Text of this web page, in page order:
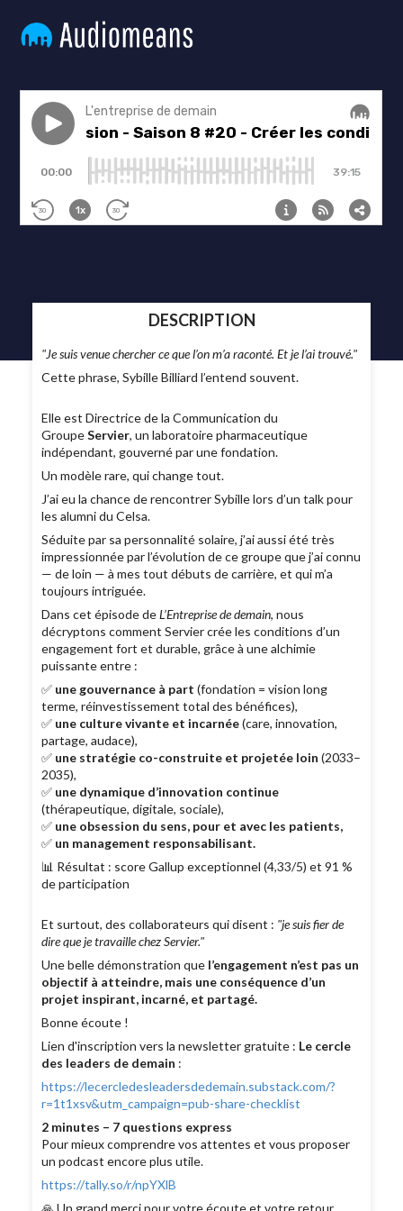
DESCRIPTION
"Je suis venue chercher ce que l’on m’a raconté. Et je l’ai trouvé."
Cette phrase, Sybille Billiard l’entend souvent.
Elle est Directrice de la Communication du
GroupeServier, un laboratoire pharmaceutique
indépendant, gouverné par une fondation.
Un modèle rare, qui change tout.
J’ai eu la chance de rencontrer Sybille lors d’un talk pour
les alumni du Celsa.
Séduite par sa personnalité solaire, j’ai aussi été très
impressionnée par l’évolution de ce groupe que j’ai connu
— de loin — à mes tout débuts de carrière, et qui m’a
toujours intriguée.
Dans cet épisode deL’Entreprise de demain, nous
décryptons comment Servier crée les conditions d’un
engagement fort et durable, grâce à une alchimie
puissante entre :
✅ une gouvernance à part (fondation = vision long
terme, réinvestissement total des bénéfices),
✅ une culture vivante et incarnée(care, innovation,
partage, audace),
✅ une stratégie co-construite et projetée loin (2033–
2035),
✅ une dynamique d’innovation continue
(thérapeutique, digitale, sociale),
✅ une obsession du sens, pour et avec les patients,
✅ un management responsabilisant.
📊 Résultat : score Gallup exceptionnel (4,33/5) et 91 %
de participation
Et surtout, des collaborateurs qui disent : "je suis fier de
dire que je travaille chez Servier."
Une belle démonstration que l’engagement n’est pas un
objectif à atteindre, mais une conséquence d’un
projet inspirant, incarné, et partagé.
Bonne écoute !
Lien d'inscription vers la newsletter gratuite : Le cercle
des leaders de demain :
https://lecercledesleadersdedemain.substack.com/?
r=1t1xsv&utm_campaign=pub-share-checklist
2 minutes – 7 questions express
Pour mieux comprendre vos attentes et vous proposer
un podcast encore plus utile.
https://tally.so/r/npYXlB